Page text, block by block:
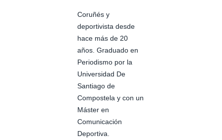
Coruñés y
deportivista desde
hace más de 20
años. Graduado en
Periodismo por la
Universidad De
Santiago de
Compostela y con un
Máster en
Comunicación
Deportiva.